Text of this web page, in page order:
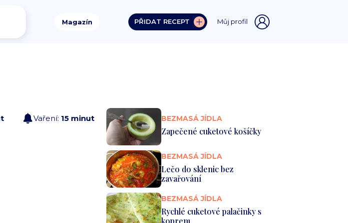
Magazín PŘIDAT RECEPT Můj profil
Vaření: 15 minut BEZMASÁ JÍDLA
Zapečené cuketové košíčky
BEZMASÁ JÍDLA
Lečo do sklenic bez
zavařování
BEZMASÁ JÍDLA
Rychlé cuketové palačinky s
koprem